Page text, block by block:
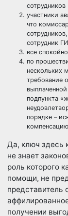
участники
что
сотрудник
все
по
нескольких
требование
подпункта
порядке –
Да, ключ здесь
не знает
роль которого
помощи, не
представитель
получении